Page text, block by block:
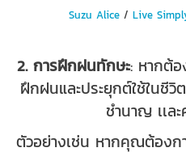
Suzu Alice / Live
2. การฝึกฝนทักษะ: หากต้
ฝึกฝนและประยุกต์ใช้ในชีวิ
ชำนาญ เเล
ตัวอย่างเช่น หากคุณต้อง